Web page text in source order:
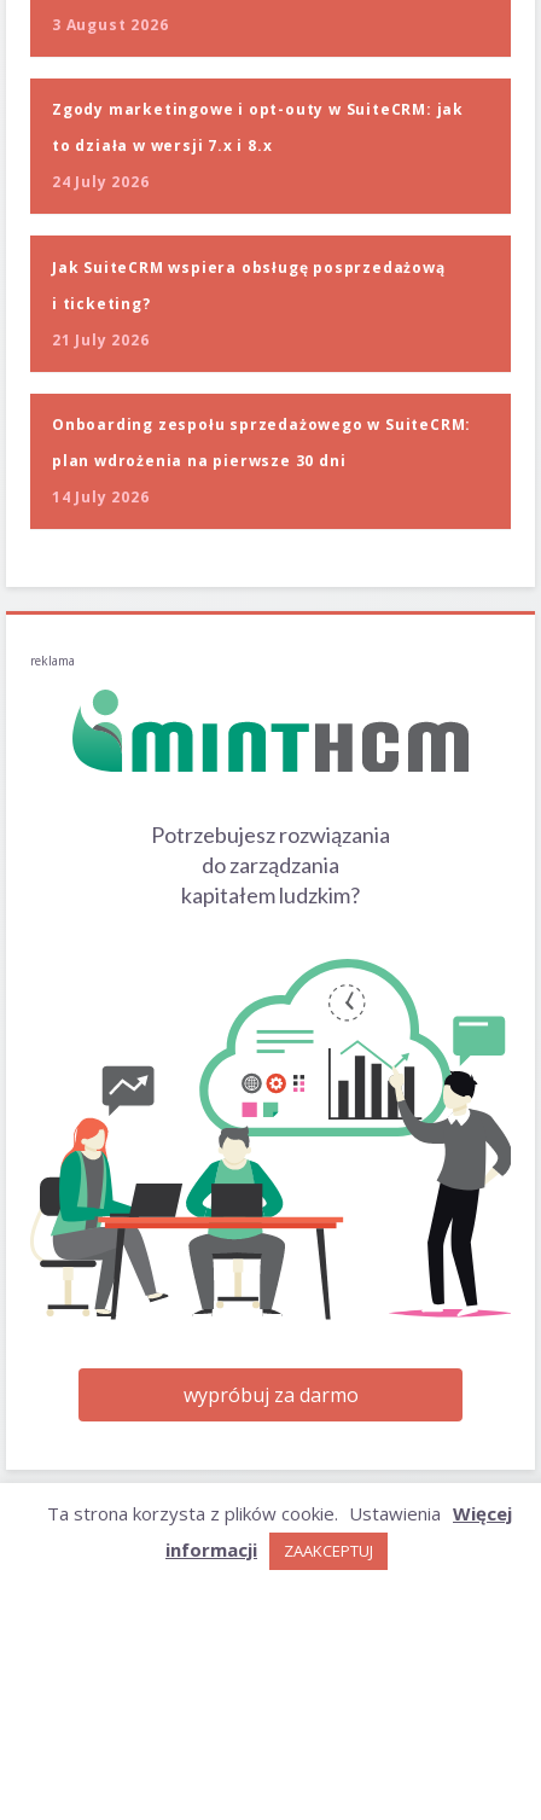
3 August 2026
Zgody marketingowe i opt-outy w SuiteCRM: jak
to działa w wersji 7.x i 8.x
24 July 2026
Jak SuiteCRM wspiera obsługę posprzedażową
i ticketing?
21 July 2026
Onboarding zespołu sprzedażowego w SuiteCRM:
plan wdrożenia na pierwsze 30 dni
14 July 2026
reklama
Potrzebujesz rozwiązania
do zarządzania
kapitałem ludzkim?
wypróbuj za darmo
ARCHIWUM
Ta strona korzysta z plików cookie. Ustawienia Więcej
informacji
ZAAKCEPTUJ